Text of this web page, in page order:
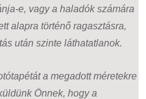
e, vagy a haladók számára
alapra történő ragasztásra,
után szinte láthatatlanok.
a megadott méretekre
Önnek, hogy a